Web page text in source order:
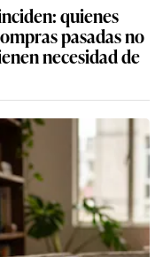
quienes
pasadas no
necesidad de